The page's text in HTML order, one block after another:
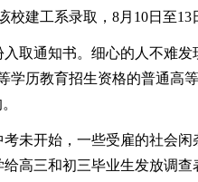
校建工系录取，8月10日至13
取通知书。细心的人不难
学历教育招生资格的普通高
未开始，一些受雇的社会
高三和初三毕业生发放调